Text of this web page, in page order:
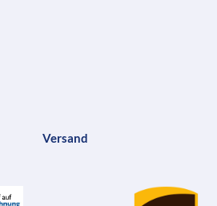
Versand